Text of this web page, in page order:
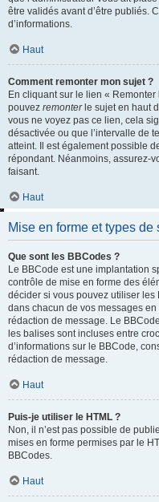
être validés avant d’être publiés.
d’informations.
Haut
Comment remonter mon sujet ?
En cliquant sur le lien «
pouvez remonterle sujet en haut
vous ne voyez pas ce lien, cela
désactivée ou que l’intervalle de
atteint. Il est également possible
répondant. Néanmoins, assurez-
faisant.
Haut
Mise en forme et types de
Que sont les BBCodes ?
Le BBCode est une implantation
contrôle de mise en forme des
décider si vous pouvez utiliser
dans chacun de vos messages
rédaction de message. Le
les balises sont incluses entre
d’informations sur le BBCode,
rédaction de message.
Haut
Puis-je utiliser le HTML ?
Non, il n’est pas possible de
mises en forme permises par le
BBCodes.
Haut